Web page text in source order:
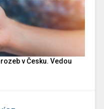
v Česku. Vedou